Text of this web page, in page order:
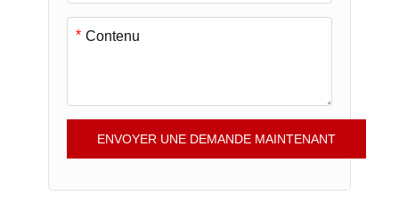
*
ENVOYER UNE DEMANDE MAINTENANT